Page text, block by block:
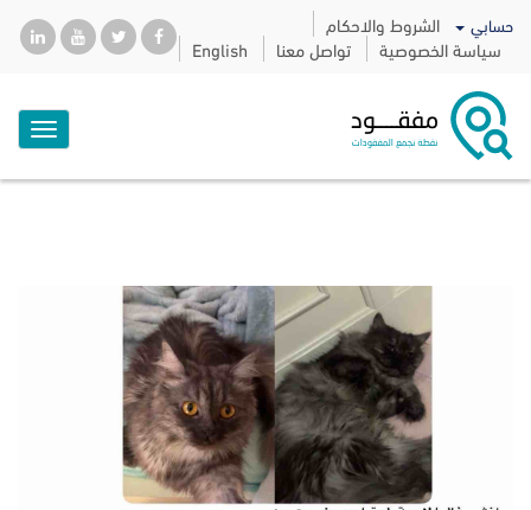
حسابي
الشروط والاحكام
سياسة الخصوصية
تواصل معنا English